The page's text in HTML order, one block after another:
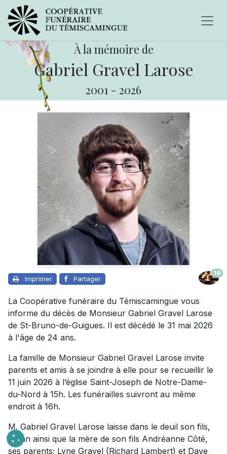
À la mémoire de
Gabriel Gravel Larose
2001 - 2026
Imprimer Partager
16
La Coopérative funéraire du Témiscamingue vous
informe du décès de Monsieur Gabriel Gravel Larose
de St-Bruno-de-Guigues. Il est décédé le 31 mai 2026
à l'âge de 24 ans.
La famille de Monsieur Gabriel Gravel Larose invite
parents et amis à se joindre à elle pour se recueillir le
11 juin 2026 à l’église Saint-Joseph de Notre-Dame-
du-Nord à 15h. Les funérailles suivront au même
endroit à 16h.
M. Gabriel Gravel Larose laisse dans le deuil son fils,
Éthan ainsi que la mère de son fils Andréanne Côté,
ses parents; Lyne Gravel (Richard Lambert) et Dave